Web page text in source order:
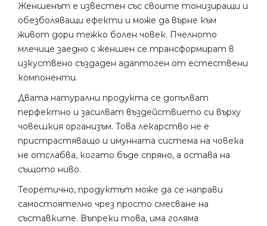
Женшенът е известен със своите тонизиращи и
обезболяващи ефекти и може да върне към
живот дори тежко болен човек. Пчелното
млечице заедно с женшен се трансформират в
изкуствено създаден адаптоген от естествени
компоненти.
Двата натурални продукта се допълват
перфектно и засилват въздействието си върху
човешкия организъм. Това лекарство не е
пристрастяващо и имунната система на човека
не отслабва, когато бъде спряно, а остава на
същото ниво.
Теоретично, продуктът може да се направи
самостоятелно чрез просто смесване на
съставките. Въпреки това, има голяма